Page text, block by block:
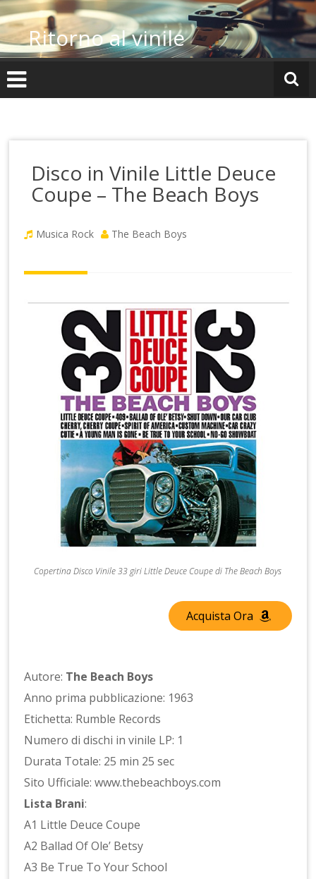
Vai
al
contenutoRitorno al vinile
Disco in Vinile Little Deuce
Coupe – The Beach Boys
Musica Rock The Beach Boys
Copertina Disco Vinile 33 giri Little Deuce Coupe di The Beach Boys
Acquista Ora
Autore: The Beach Boys
Anno prima pubblicazione: 1963
Etichetta: Rumble Records
Numero di dischi in vinile LP: 1
Durata Totale: 25 min 25 sec
Sito Ufficiale: www.thebeachboys.com
Lista Brani:
A1 Little Deuce Coupe
A2 Ballad Of Ole’ Betsy
A3 Be True To Your School